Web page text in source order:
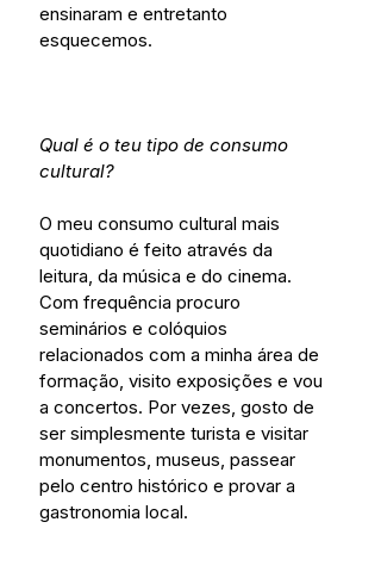
ensinaram e entretanto
esquecemos.
Qual é o teu tipo de consumo
cultural?
O meu consumo cultural mais
quotidiano é feito através da
leitura, da música e do cinema.
Com frequência procuro
seminários e colóquios
relacionados com a minha área de
formação, visito exposições e vou
a concertos. Por vezes, gosto de
ser simplesmente turista e visitar
monumentos, museus, passear
pelo centro histórico e provar a
gastronomia local.